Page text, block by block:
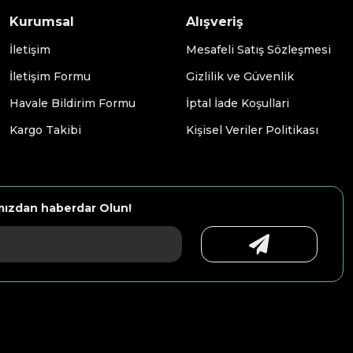
Kurumsal
İletişim
İletişim Formu
Havale Bildirim Formu
Kargo Takibi
Alışveriş
Mesafeli Satış Sözleşmesi
Gizlilik ve Güvenlik
İptal İade Koşullari
Kişisel Veriler Politikası
haberdar Olun!